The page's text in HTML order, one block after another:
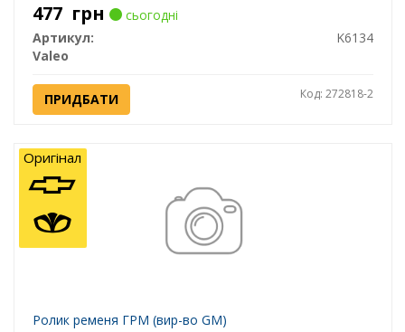
477 грн
сьогодні
Артикул:
K6134
Valeo
ПРИДБАТИ Код: 272818-2
Ролик ременя ГРМ (вир-во GM)
Оригінал